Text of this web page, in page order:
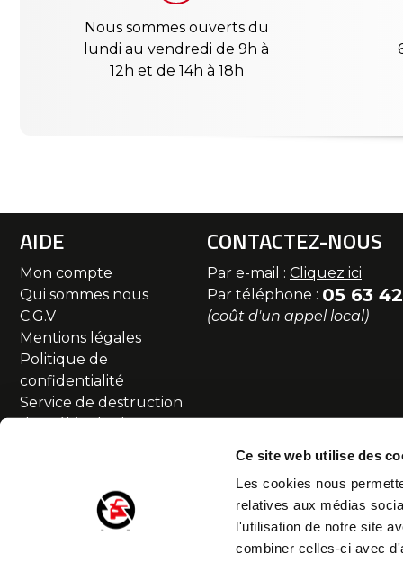
Ce site web utilise des
Les cookies nous
relatives aux médias
l'utilisation de notre site
combiner celles-ci avec
Nous sommes ouverts du
lundi au vendredi de 9h à
12h et de 14h à 18h
AIDE
Mon compte
Qui sommes nous
C.G.V
Mentions légales
Politique de
confidentialité
Service de destruction
des véhicules hors
SAV et Retour
Partenaires
Accessibilité numérique
CONTACTEZ-NOUS
Par e-mail : Cliquez ici
Par téléphone : 05 63
(coût d'un appel local)